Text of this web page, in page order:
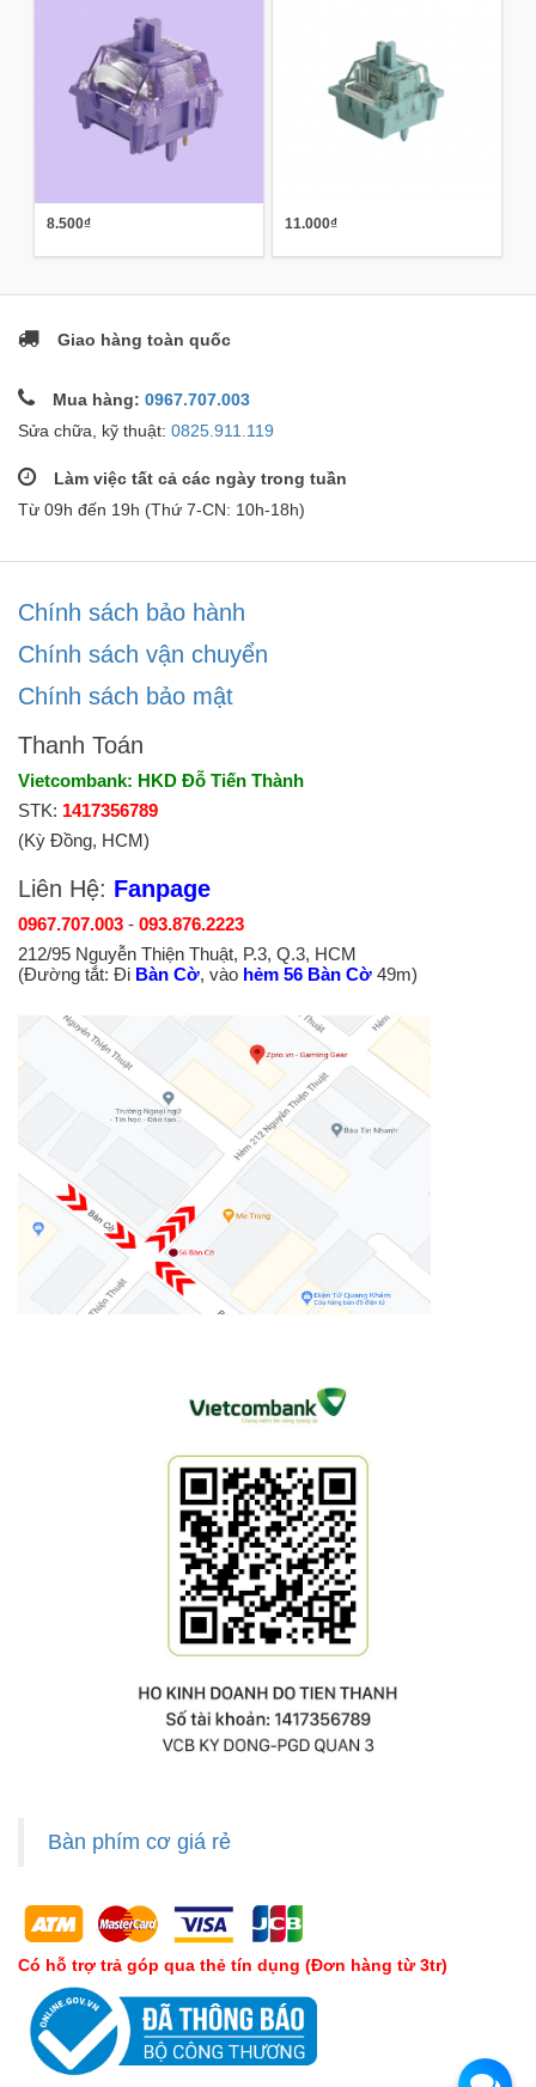
8.500₫ 11.000₫
Giao hàng toàn quốc
Mua hàng: 0967.707.003
Sửa chữa, kỹ thuật: 0825.911.119
Làm việc tất cả các ngày trong tuần
Từ 09h đến 19h (Thứ 7-CN: 10h-18h)
Chính sách bảo hành
Chính sách vận chuyển
Chính sách bảo mật
Thanh Toán
Vietcombank: HKD Đỗ Tiến Thành
STK: 1417356789
(Kỳ Đồng, HCM)
Liên Hệ: Fanpage
0967.707.003 - 093.876.2223
212/95 Nguyễn Thiện Thuật, P.3, Q.3, HCM
(Đường tắt: Đi Bàn Cờ, vào hẻm 56 Bàn Cờ 49m)
Bàn phím cơ giá rẻ
Có hỗ trợ trả góp qua thẻ tín dụng (Đơn hàng từ 3tr)